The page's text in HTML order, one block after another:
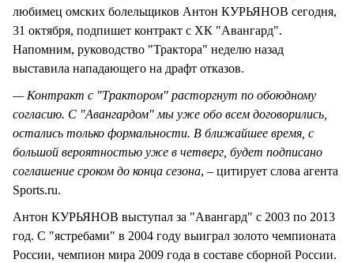
любимец омских болельщиков Антон КУРЬЯНОВ сегодня,
31 октября, подпишет контракт с ХК "Авангард".
Напомним, руководство "Трактора" неделю назад
выставила нападающего на драфт отказов.
— Контракт с "Трактором" расторгнут по обоюдному
согласию. С "Авангардом" мы уже обо всем договорились,
остались только формальности. В ближайшее время, с
большой вероятностью уже в четверг, будет подписано
соглашение сроком до конца сезона, – цитирует слова агента
Sports.ru.
Антон КУРЬЯНОВ выступал за "Авангард" с 2003 по 2013
год. С "ястребами" в 2004 году выиграл золото чемпионата
России, чемпион мира 2009 года в составе сборной России.